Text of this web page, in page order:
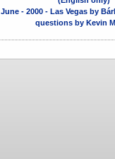
June - 2000 - Las Vegas by
questions by Kevin